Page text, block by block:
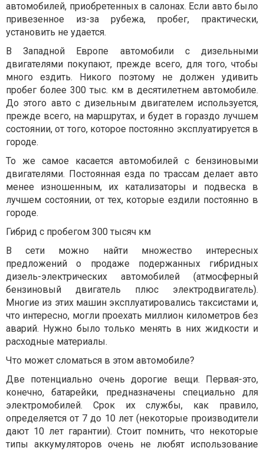
автомобилей, приобретенных в салонах. Если авто было
привезенное из-за рубежа, пробег, практически,
установить не удается.
В Западной Европе автомобили с дизельными
двигателями покупают, прежде всего, для того, чтобы
много ездить. Никого поэтому не должен удивить
пробег более 300 тыс. км в десятилетнем автомобиле.
До этого авто с дизельным двигателем используется,
прежде всего, на маршрутах, и будет в гораздо лучшем
состоянии, от того, которое постоянно эксплуатируется в
городе.
То же самое касается автомобилей с бензиновыми
двигателями. Постоянная езда по трассам делает авто
менее изношенным, их катализаторы и подвеска в
лучшем состоянии, от тех, которые ездили постоянно в
городе.
Гибрид с пробегом 300 тысяч км
В сети можно найти множество интересных
предложений о продаже подержанных гибридных
дизель-электрических автомобилей (атмосферный
бензиновый двигатель плюс электродвигатель).
Многие из этих машин эксплуатировались таксистами и,
что интересно, могли проехать миллион километров без
аварий. Нужно было только менять в них жидкости и
расходные материалы.
Что может сломаться в этом автомобиле?
Две потенциально очень дорогие вещи. Первая-это,
конечно, батарейки, предназначены специально для
электромобилей. Срок их службы, как правило,
определяется от 7 до 10 лет (некоторые производители
дают 10 лет гарантии). Стоит помнить, что некоторые
типы аккумуляторов очень не любят использование